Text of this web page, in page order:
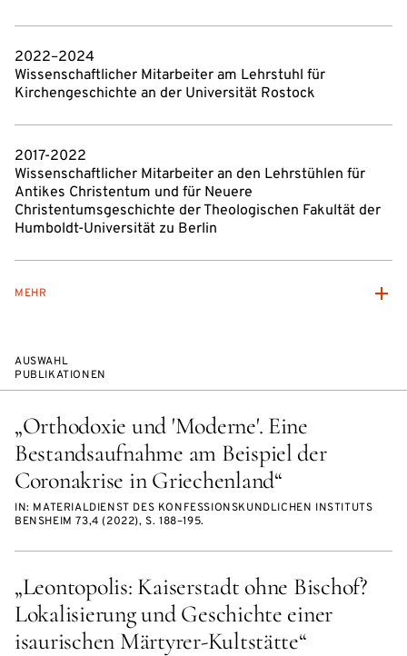
2022–2024
Wissenschaftlicher Mitarbeiter am Lehrstuhl für
Kirchengeschichte an der Universität Rostock
2017-2022
Wissenschaftlicher Mitarbeiter an den Lehrstühlen für
Antikes Christentum und für Neuere
Christentumsgeschichte der Theologischen Fakultät der
Humboldt-Universität zu Berlin
MEHR
AUSWAHL
PUBLIKATIONEN
„Orthodoxie und 'Moderne'. Eine
Bestandsaufnahme am Beispiel der
Coronakrise in Griechenland“
IN: MATERIALDIENST DES KONFESSIONSKUNDLICHEN INSTITUTS
BENSHEIM 73,4 (2022), S. 188–195.
„Leontopolis: Kaiserstadt ohne Bischof?
Lokalisierung und Geschichte einer
isaurischen Märtyrer-Kultstätte“